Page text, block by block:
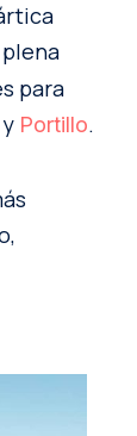
para
y Portillo.